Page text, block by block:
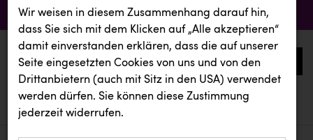
0
aktuelle aussendungen
aktuelle aussendungen
Wir weisen in diesem Zusammenhang darauf hin,
dass Sie sich mit dem Klicken auf „Alle akzeptieren“
damit ein­ver­standen erklären, dass die auf unserer
Seite eingesetzten Cookies von uns und von den
Drittanbietern (auch mit Sitz in den USA) verwendet
werden dürfen. Sie können diese Zustimmung
jederzeit widerrufen.